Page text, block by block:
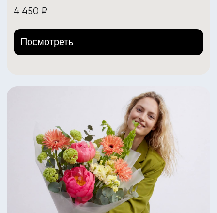
Center
Адреса:
Телеграм
VK
+7 (902) 888-90-70
пр-т Ленина, 30
+7 (904) 261-07-99